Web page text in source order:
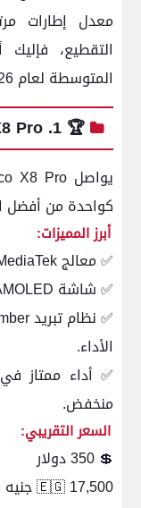
المتوسطة لعام 2026.
🏆 1. Poco X8 Pro – الوحش المدمر
كواحدة من أفضل
أبرز المميزات:
✅ معالج MediaTek متطور بدقة تصنيع 4 نانومتر.
✅ شاشة AMOLED بمعدل تحديث 144Hz.
الأداء.
✅ أداء ممتاز
منخفض.
السعر التقريبي:
💲 350 دولار
🇪🇬 17,500 جنيه مصري